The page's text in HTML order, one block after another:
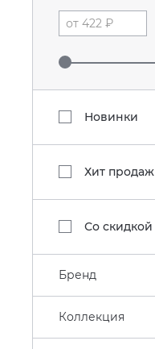
Новинки
Хит продаж
Со скидкой
Бренд
Коллекция